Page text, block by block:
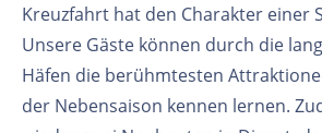
Kreuzfahrt hat den Charakter einer
Unsere Gäste können durch die
Häfen die berühmtesten
der Nebensaison kennen lernen.